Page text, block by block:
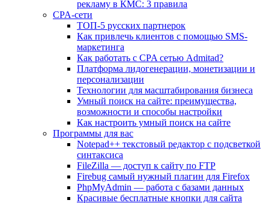
рекламу в КМС: 3 правила
CPA-сети
ТОП-5 русских партнерок
Как привлечь клиентов с помощью SMS-
маркетинга
Как работать с CPA сетью Admitad?
Платформа лидогенерации, монетизации и
персонализации
Технологии для масштабирования бизнеса
Умный поиск на сайте: преимущества,
возможности и способы настройки
Как настроить умный поиск на сайте
Программы для вас
Notepad++ текстовый редактор с подсветкой
синтаксиса
FileZilla — доступ к сайту по FTP
Firebug самый нужный плагин для Firefox
PhpMyAdmin — работа с базами данных
Красивые бесплатные кнопки для сайта